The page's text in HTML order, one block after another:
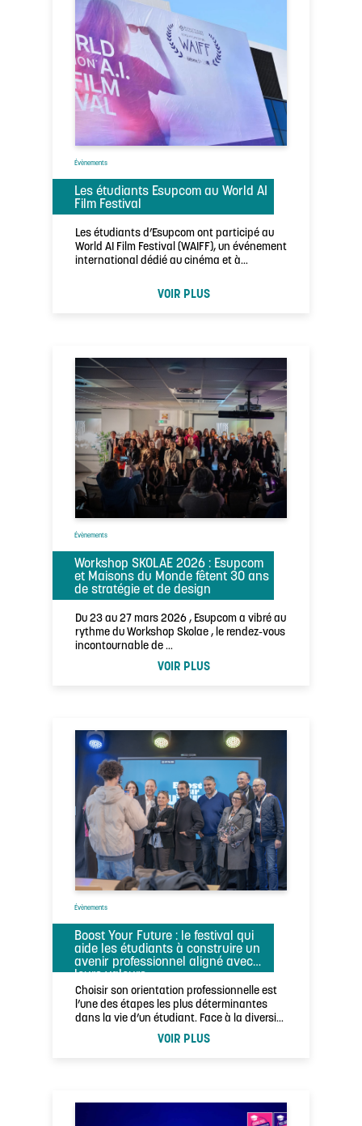
Évènements
Les étudiants Esupcom au World AI
Film Festival
Les étudiants d’Esupcom ont participé au
World AI Film Festival (WAIFF), un événement
international dédié au cinéma et à
VOIR PLUS
Évènements
Workshop SKOLAE 2026 : Esupcom
et Maisons du Monde fêtent 30 ans
de stratégie et de design
Du 23 au 27 mars 2026 , Esupcom a vibré au
rythme du Workshop Skolae , le rendez-vous
incontournable de …
VOIR PLUS
Évènements
Boost Your Future : le festival qui
aide les étudiants à construire un
avenir professionnel aligné avec
leurs valeurs
Choisir son orientation professionnelle est
l’une des étapes les plus déterminantes
dans la vie d’un étudiant. Face à la diversité
VOIR PLUS